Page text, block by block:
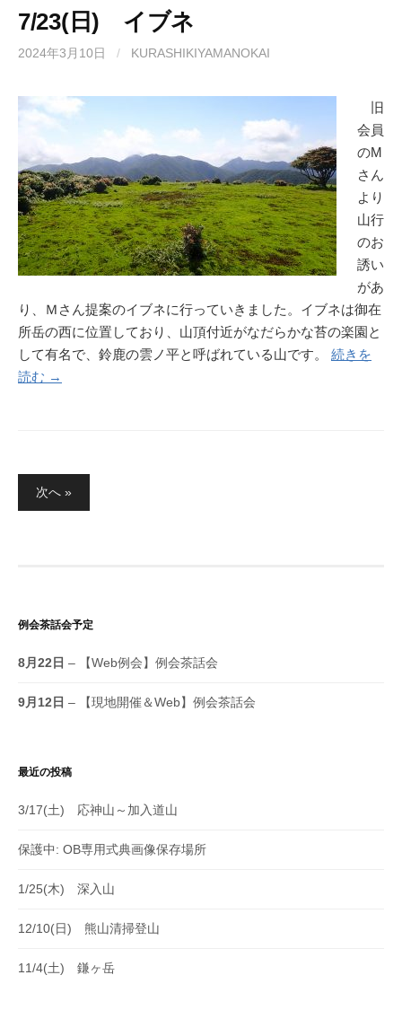
7/23(日) イブネ
2024年3月10日 / KURASHIKIYAMANOKAI
旧
会員
のM
さん
より
山行
のお
誘い
があ
り、Ｍさん提案のイブネに行っていきました。イブネは御在
所岳の西に位置しており、山頂付近がなだらかな苔の楽園と
して有名で、鈴鹿の雲ノ平と呼ばれている山です。 続きを
読む →
次へ »
例会茶話会予定
8月22日 – 【Web例会】例会茶話会
9月12日 – 【現地開催＆Web】例会茶話会
最近の投稿
3/17(土) 応神山～加入道山
保護中: OB専用式典画像保存場所
1/25(木) 深入山
12/10(日) 熊山清掃登山
11/4(土) 鎌ヶ岳